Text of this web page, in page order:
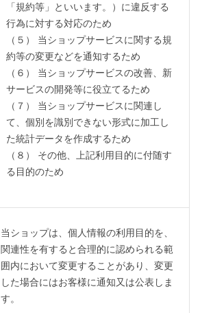
「規約等」といいます。）に違反する
行為に対する対応のため
（５） 当ショップサービスに関する規
約等の変更などを通知するため
（６） 当ショップサービスの改善、新
サービスの開発等に役立てるため
（７） 当ショップサービスに関連し
て、個別を識別できない形式に加工し
た統計データを作成するため
（８） その他、上記利用目的に付随す
る目的のため
当ショップは、個人情報の利用目的を、
関連性を有すると合理的に認められる範
囲内において変更することがあり、変更
した場合にはお客様に通知又は公表しま
す。